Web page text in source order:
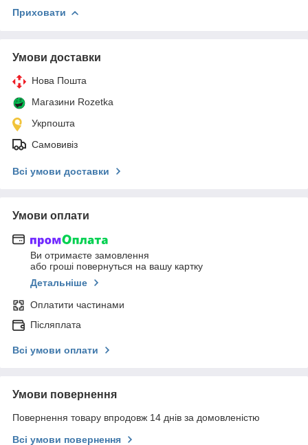
Приховати
Умови доставки
Нова Пошта
Магазини Rozetka
Укрпошта
Самовивіз
Всі умови доставки
Умови оплати
Ви отримаєте замовлення
або гроші повернуться на вашу картку
Детальніше
Оплатити частинами
Післяплата
Всі умови оплати
Умови повернення
Повернення товару впродовж 14 днів за домовленістю
Всі умови повернення